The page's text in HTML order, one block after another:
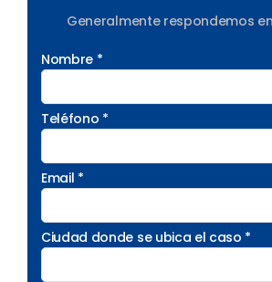
Generalmente respondemos
Nombre *
Teléfono *
Email *
Ciudad donde se ubica el caso *